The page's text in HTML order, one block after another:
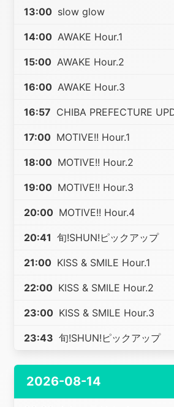
13:00 slow glow
14:00 AWAKE Hour.1
15:00 AWAKE Hour.2
16:00 AWAKE Hour.3
16:57 CHIBA PREFECTURE
17:00 MOTIVE!! Hour.1
18:00 MOTIVE!! Hour.2
19:00 MOTIVE!! Hour.3
20:00 MOTIVE!! Hour.4
20:41 旬!SHUN!ピックアップ
21:00 KISS & SMILE Hour.1
22:00 KISS & SMILE Hour.2
23:00 KISS & SMILE Hour.3
23:43 旬!SHUN!ピックアップ
2026-08-14